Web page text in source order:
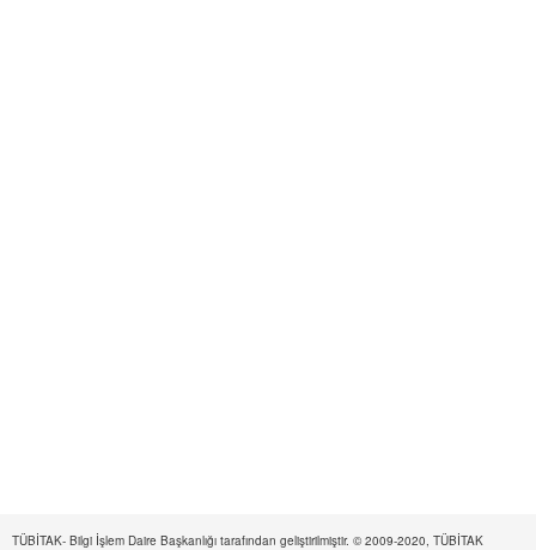
TÜBİTAK- Bilgi İşlem Daire Başkanlığı tarafından geliştirilmiştir. © 2009-2020, TÜBİTAK